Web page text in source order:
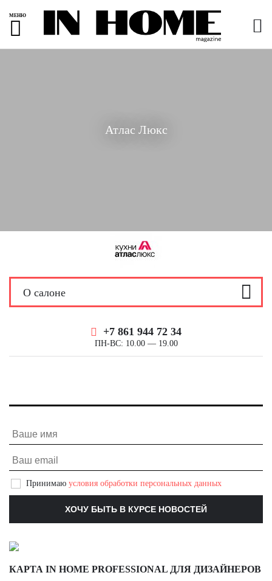
МЕНЮ
Атлас Люкс
О салоне
+7 861 944 72 34
ПН-ВС: 10.00 — 19.00
Принимаю условия обработки персональных данных
КАРТА IN HOME PROFESSIONAL ДЛЯ ДИЗАЙНЕРОВ